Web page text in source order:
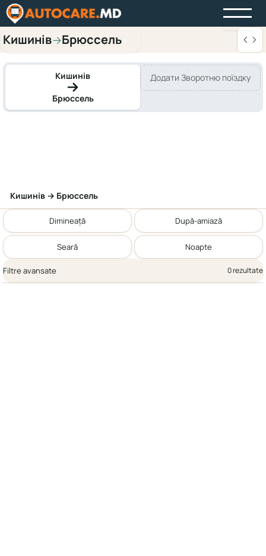
Кишинів→Брюссель
Кишинів
Брюссель
Додати Зворотню поїздку
Кишинів → Брюссель
Dimineață După-amiază
Seară Noapte
Filtre avansate 0 rezultate